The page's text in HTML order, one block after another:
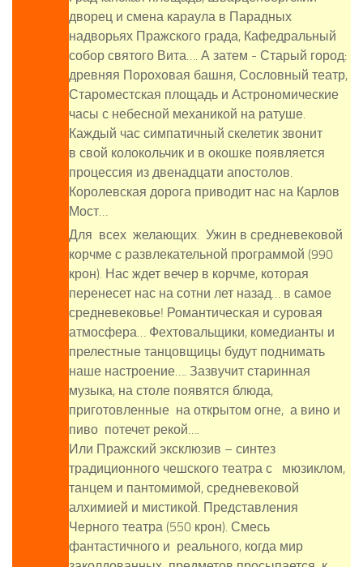
дворец и смена караула в Парадных
надворьях Пражского града, Кафедральный
собор святого Вита…. А затем - Старый город:
древняя Пороховая башня, Сословный театр,
Староместская площадь и Астрономические
часы с небесной механикой на ратуше.
Каждый час симпатичный скелетик звонит
в свой колокольчик и в окошке появляется
процессия из двенадцати апостолов.
Королевская дорога приводит нас на Карлов
Мост…
Для всех желающих. Ужин в средневековой
корчме с развлекательной программой (990
крон). Нас ждет вечер в корчме, которая
перенесет нас на сотни лет назад… в самое
средневековье! Романтическая и суровая
атмосфера… Фехтовальщики, комедианты и
прелестные танцовщицы будут поднимать
наше настроение…. Зазвучит старинная
музыка, на столе появятся блюда,
приготовленные на открытом огне, а вино и
пиво потечет рекой….
Или Пражский эксклюзив – синтез
традиционного чешского театра с мюзиклом,
танцем и пантомимой, средневековой
алхимией и мистикой. Представления
Черного театра (550 крон). Смесь
фантастичного и реального, когда мир